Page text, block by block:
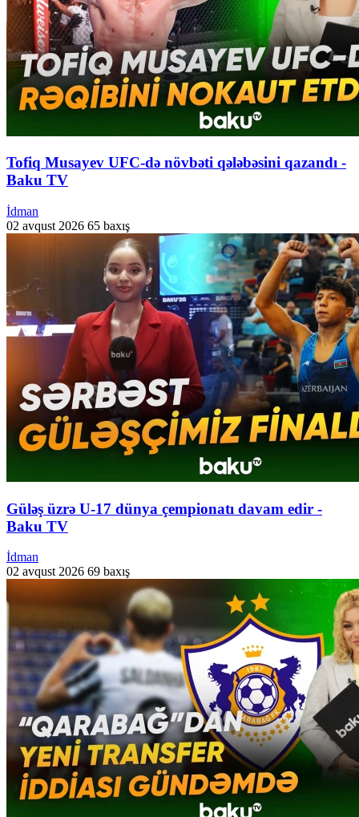
Tofiq Musayev UFC-də növbəti qələbəsini qazandı -
Baku TV
İdman
02 avqust 2026 65 baxış
Güləş üzrə U-17 dünya çempionatı davam edir -
Baku TV
İdman
02 avqust 2026 69 baxış